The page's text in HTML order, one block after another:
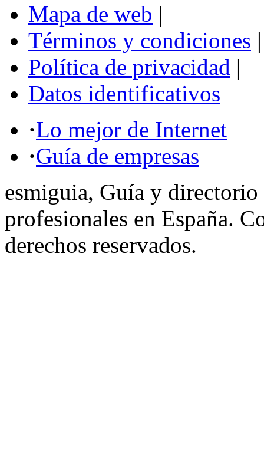
Mapa de web |
Términos y condiciones |
Política de privacidad |
Datos identificativos
·Lo mejor de Internet
·Guía de empresas
esmiguia, Guía y directorio
profesionales en España.
derechos reservados.